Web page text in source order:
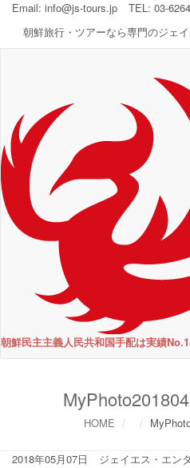
Email: info@js-tours.jp
TEL: 03-
朝鮮旅行・ツアーなら専門のジェ
朝鮮民主主義人民共和国手配は実績
HOME
2018年05月07日 ジェイエス・エン